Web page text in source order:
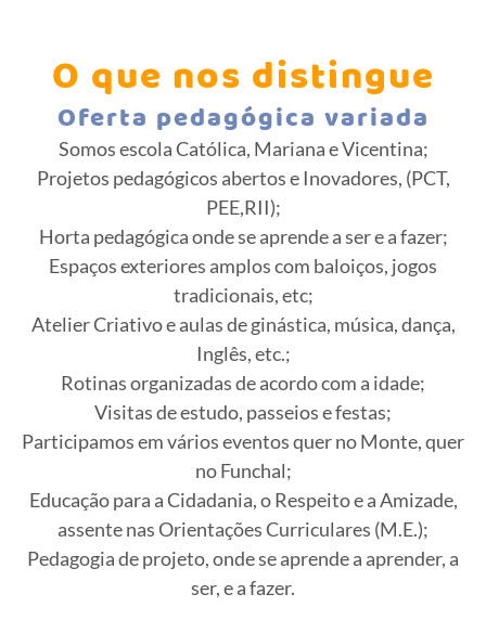
O que nos distingue
Oferta pedagógica variada
Somos escola Católica, Mariana e Vicentina;
Projetos pedagógicos abertos e Inovadores, (PCT,
PEE,RII);
Horta pedagógica onde se aprende a ser e a fazer;
Espaços exteriores amplos com baloiços, jogos
tradicionais, etc;
Atelier Criativo e aulas de ginástica, música, dança,
Inglês, etc.;
Rotinas organizadas de acordo com a idade;
Visitas de estudo, passeios e festas;
Participamos em vários eventos quer no Monte, quer
no Funchal;
Educação para a Cidadania, o Respeito e a Amizade,
assente nas Orientações Curriculares (M.E.);
Pedagogia de projeto, onde se aprende a aprender, a
ser, e a fazer.